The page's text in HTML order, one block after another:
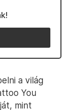
a világ
You
mint